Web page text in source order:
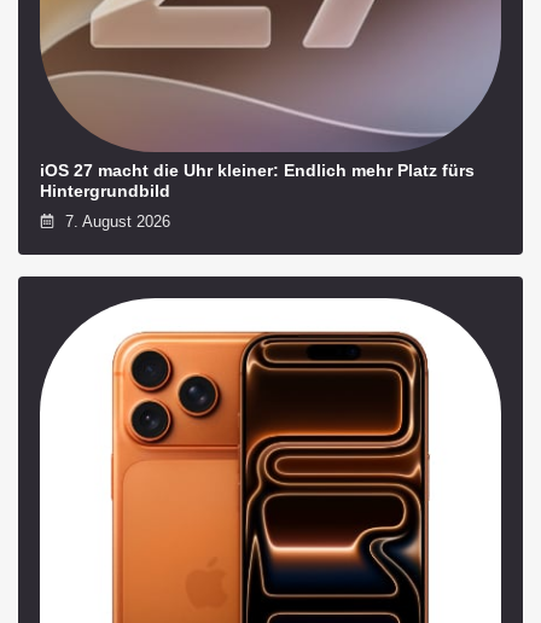
iOS 27 macht die Uhr kleiner: Endlich mehr Platz fürs
Hintergrundbild
7. August 2026